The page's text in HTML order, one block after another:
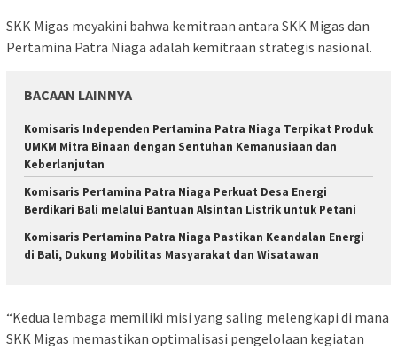
SKK Migas meyakini bahwa kemitraan antara SKK Migas dan
Pertamina Patra Niaga adalah kemitraan strategis nasional.
BACAAN LAINNYA
Komisaris Independen Pertamina Patra Niaga Terpikat Produk
UMKM Mitra Binaan dengan Sentuhan Kemanusiaan dan
Keberlanjutan
Komisaris Pertamina Patra Niaga Perkuat Desa Energi
Berdikari Bali melalui Bantuan Alsintan Listrik untuk Petani
Komisaris Pertamina Patra Niaga Pastikan Keandalan Energi
di Bali, Dukung Mobilitas Masyarakat dan Wisatawan
“Kedua lembaga memiliki misi yang saling melengkapi di mana
SKK Migas memastikan optimalisasi pengelolaan kegiatan